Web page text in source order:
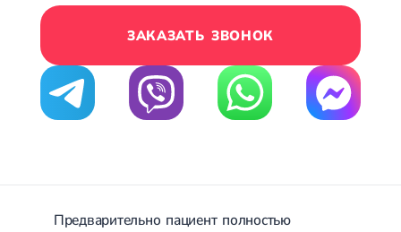
Ротавирусная инфекция
Терапевтическая помощь при беременности
Ортопедия и травматология
Асептический некроз головки бедренной кости
Переломы
ЗАКАЗАТЬ ЗВОНОК
Предварительно пациент полностью